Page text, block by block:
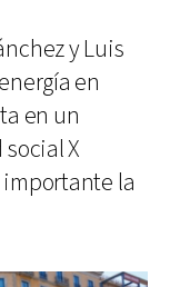
y Luis
en
en un
X
la